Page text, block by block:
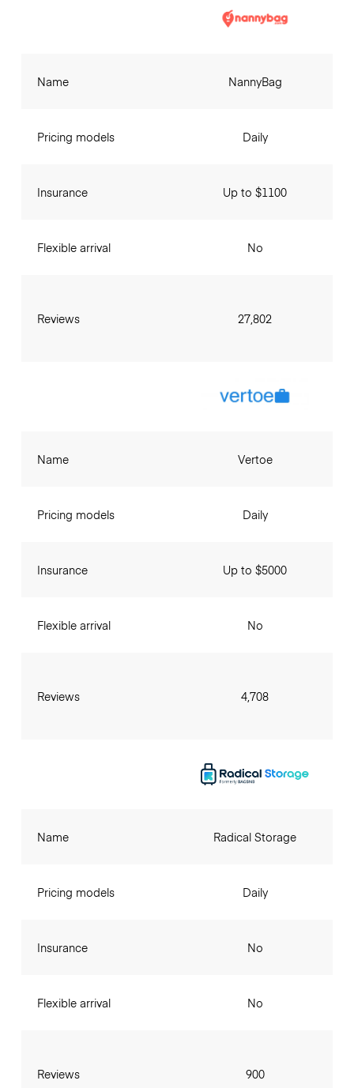
Name
Pricing models
Insurance
Flexible arrival
Reviews
NannyBag
Daily
Up to $1100
No
27,802
Name
Pricing models
Insurance
Flexible arrival
Reviews
Vertoe
Daily
Up to $5000
No
4,708
Name
Pricing models
Insurance
Flexible arrival
Reviews
Radical Storage
Daily
No
No
900